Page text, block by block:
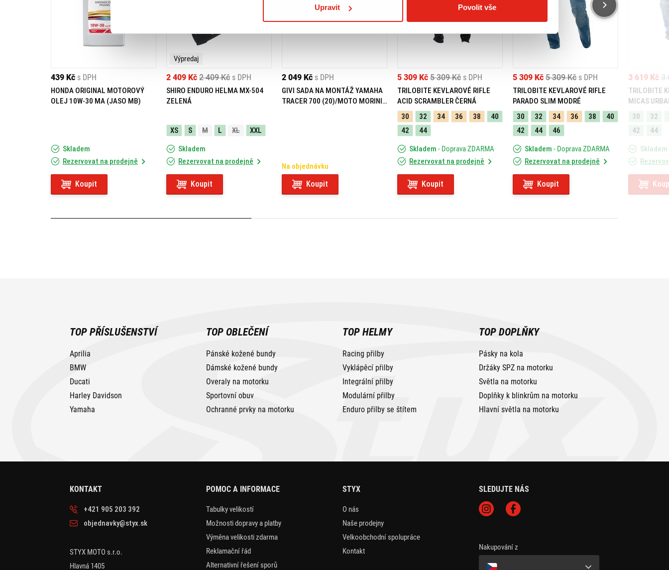
Upravit Povolit vše
439 Kč s DPH
HONDA ORIGINAL MOTOROVÝ
OLEJ 10W-30 MA (JASO MB)
Skladem
Rezervovat na prodejně
Koupit
Výpredaj
2 409 Kč
2 409 Kč s DPH
SHIRO ENDURO HELMA MX-504
ZELENÁ
XS S M L XL XXL
Skladem
Rezervovat na prodejně
Koupit
2 049 Kč s DPH
GIVI SADA NA MONTÁŽ YAMAHA
TRACER 700 (20)/MOTO MORINI
Na objednávku
Koupit
5 309 Kč
5 309 Kč s DPH
TRILOBITE KEVLAROVÉ RIFLE
ACID SCRAMBLER ČERNÁ
30
32 34 36 38
40
42
44
Skladem - Doprava ZDARMA
Rezervovat na prodejně
Koupit
5 309 Kč
5 309 Kč s DPH
TRILOBITE KEVLAROVÉ RIFLE
PARADO SLIM MODRÉ
30
32 34 36 38
40
42
44 46
Skladem - Doprava ZDARMA
Rezervovat na prodejně
Koupit
3
3 619 Kč
TRILOBITE
MICAS
30
32
42
44
Skladem
TOP PŘÍSLUŠENSTVÍ
Aprilia
BMW
Ducati
Harley Davidson
Yamaha
TOP OBLEČENÍ
Pánské kožené bundy
Dámské kožené bundy
Overaly na motorku
Sportovní obuv
Ochranné prvky na motorku
TOP HELMY
Racing přilby
Vyklápěcí přilby
Integrální přilby
Modulární přilby
Enduro přilby se štítem
TOP DOPLŇKY
Pásky na kola
Držáky SPZ na motorku
Světla na motorku
Doplňky k blinkrům na motorku
Hlavní světla na motorku
KONTAKT
+421 905 203 392
objednavky@styx.sk
STYX MOTO s.r.o.
Hlavná 1405
POMOC A INFORMACE
Tabulky velikostí
Možnosti dopravy a platby
Výměna velikosti zdarma
Reklamační řád
Alternativní řešení sporů
STYX
O nás
Naše prodejny
Velkoobchodní spolupráce
Kontakt
SLEDUJTE NÁS
Nakupování z